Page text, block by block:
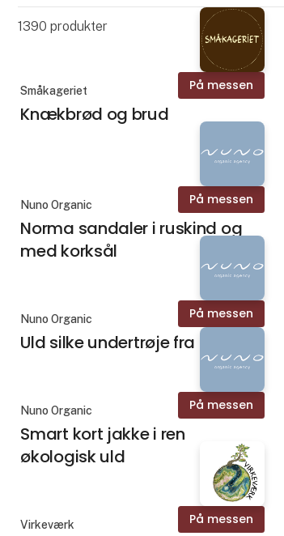
1390 produkter
På messen
Småkageriet
Knækbrød og brud
På messen
Nuno Organic
Norma sandaler i ruskind og
med korksål
På messen
Nuno Organic
Uld silke undertrøje fra Engel
På messen
Nuno Organic
Smart kort jakke i ren
økologisk uld
På messen
Virkeværk